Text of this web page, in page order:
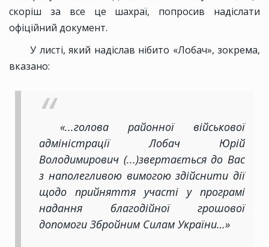
скоріш за все це шахраї, попросив надіслати
офіційний документ.
У листі, який надіслав нібито «Лобач», зокрема,
вказано:
«...голова районної військової
адміністрації Лобач Юрій
Володимирович (...)звертається до Вас
з наполегливою вимогою здійснити дії
щодо прийняття участі у програмі
надання благодійної грошової
допомоги Збройним Силам України…»